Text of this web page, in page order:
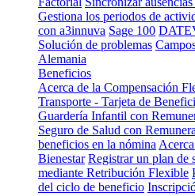
Gestiona los periodos de
con a3innuva Sage 100
Solución de problemas
Alemania
Beneficios
Acerca de la Compensación
Transporte - Tarjeta de
Guardería Infantil con
Seguro de Salud con
beneficios en la nómina
Bienestar Registrar un plan de
mediante Retribución Flexible
del ciclo de beneficio